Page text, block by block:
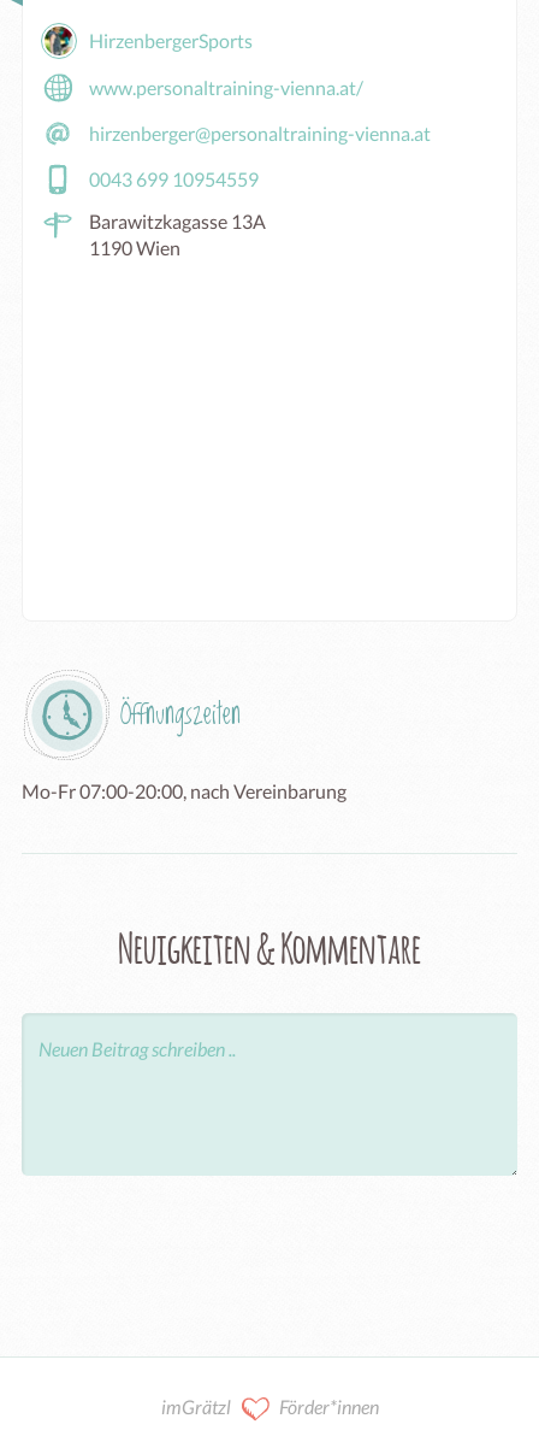
HirzenbergerSports
www.personaltraining-vienna.at/
hirzenberger@personaltraining-vienna.at
0043 699 10954559
Barawitzkagasse 13A
1190 Wien
Öffnungszeiten
Mo-Fr 07:00-20:00, nach Vereinbarung
Neuigkeiten & Kommentare
imGrätzl Förder*innen